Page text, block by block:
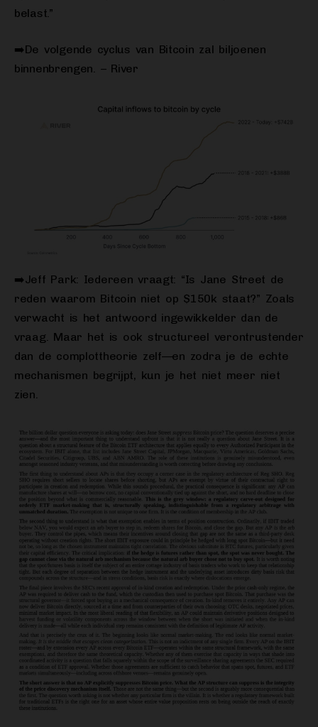
belast.”
➡️De volgende cyclus van Bitcoin zal biljoenen
binnenbrengen. – River
➡️Jeff Park: Iedereen vraagt: “Is Jane Street de
reden waarom Bitcoin niet op $150k staat?” Zoals
verwacht is het antwoord ingewikkelder dan de
vraag. Maar het is ook structureel verontrustender
dan de complottheorie zelf—en zodra je de echte
mechanismen begrijpt, kun je het niet meer niet
zien.